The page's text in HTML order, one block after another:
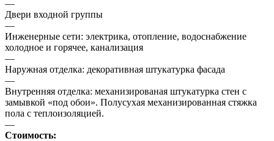
—
Двери входной группы
—
Инженерные сети: электрика, отопление, водоснабжение
холодное и горячее, канализация
—
Наружная отделка: декоративная штукатурка фасада
—
Внутренняя отделка: механизированая штукатурка стен с
замывкой «под обои». Полусухая механизированная стяжка
пола с теплоизоляцией.
—
Стоимость: